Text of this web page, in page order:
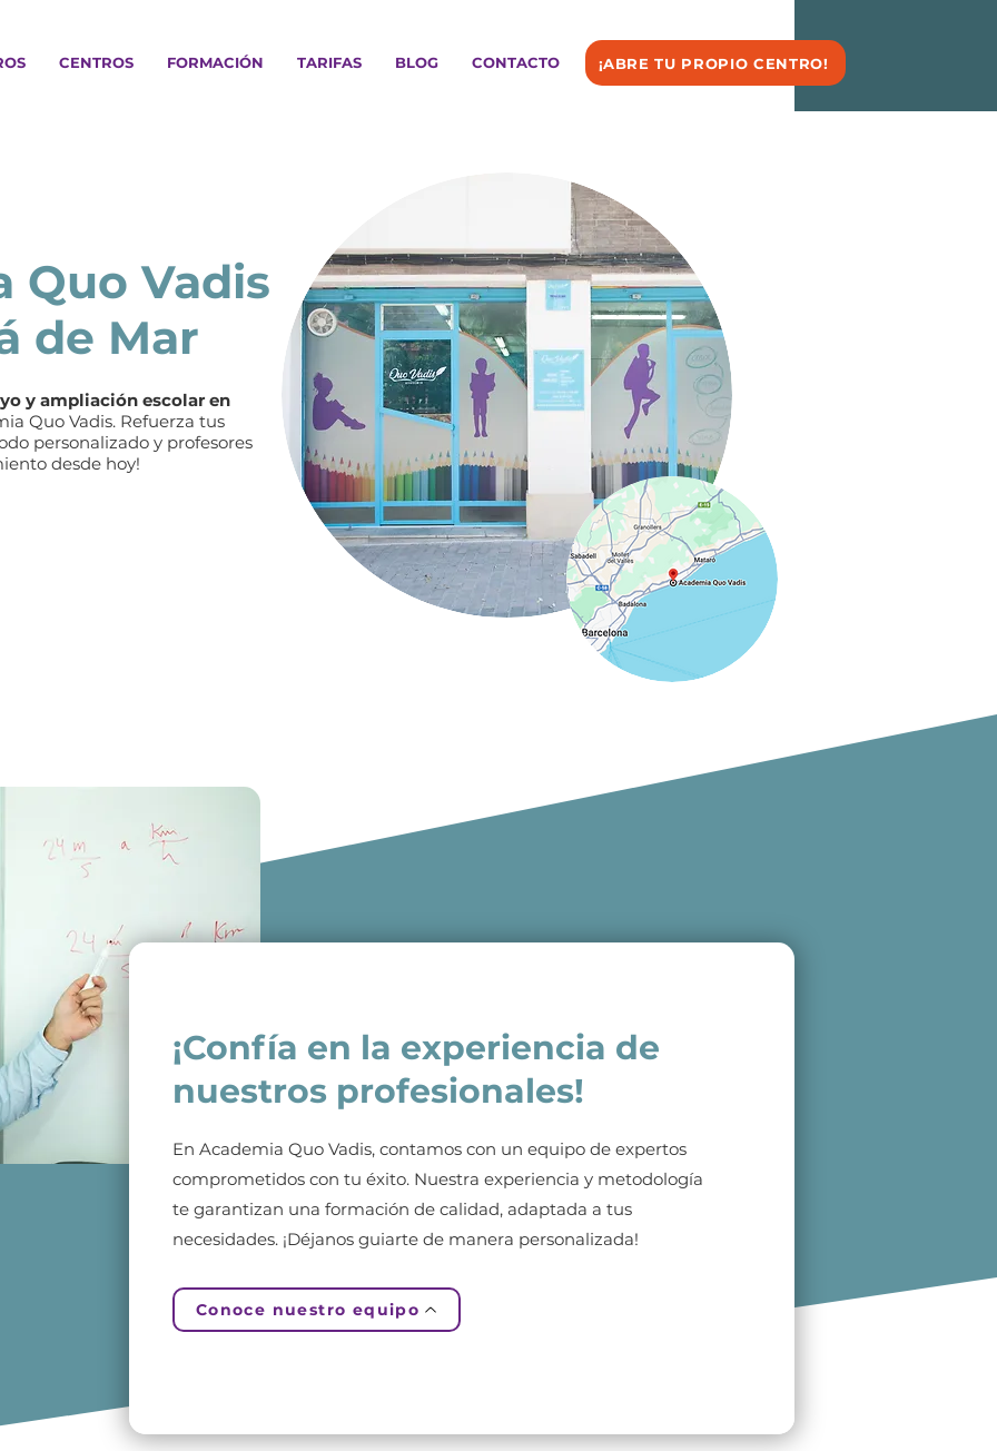
CENTROS FORMACIÓN TARIFAS BLOG CONTACTO ¡ABRE TU PROPIO CENTRO!
Quo Vadis
de Mar
y ampliación escolar en
Quo Vadis. Refuerza tus
personalizado y profesores
desde hoy!
¡Confía en la experiencia de
nuestros profesionales!
En Academia Quo Vadis, contamos con un equipo de expertos
comprometidos con tu éxito. Nuestra experiencia y metodología
te garantizan una formación de calidad, adaptada a tus
necesidades. ¡Déjanos guiarte de manera personalizada!
Conoce nuestro equipo